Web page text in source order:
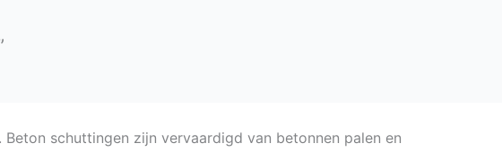
schuttingen zijn vervaardigd van betonnen palen en